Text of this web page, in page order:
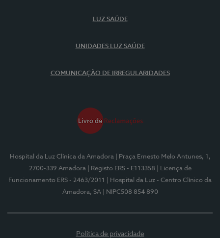
LUZ SAÚDE
UNIDADES LUZ SAÚDE
COMUNICAÇÃO DE IRREGULARIDADES
Hospital da Luz Clínica da Amadora
| Praça Ernesto Melo Antunes, 1,
2700-339 Amadora
| Registo ERS - E113358
| Licença de
Funcionamento ERS - 2463/2011
| Hospital da Luz - Centro Clínico da
Amadora, SA
| NIPC508 854 890
Política de privacidade